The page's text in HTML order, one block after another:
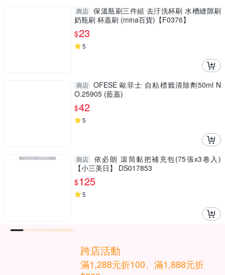
商店 保溫瓶刷三件組 去汙洗杯刷 水槽縫隙刷
奶瓶刷 杯蓋刷 (mina百貨)【F0376】
$23
5
商店 OFESE 歐菲士 自粘標籤清除劑50ml N
O.25905 (藍蓋)
$42
5
商店
依必朗 滾筒黏把補充包(75張x3卷入)
【小三美日】 DS017853
$125
5
跨店活動
滿1,288元折100、滿1,888元折